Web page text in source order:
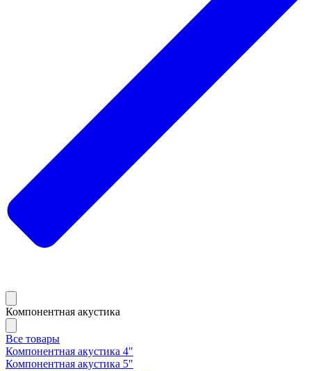
Компонентная акустика
Все товары
Компонентная акустика 4"
Компонентная акустика 5"